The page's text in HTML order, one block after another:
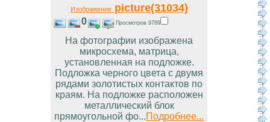
Изображениеpicture(31034)
0 Просмотров 9789
На фотографии изображена
микросхема, матрица,
установленная на подложке.
Подложка черного цвета с двумя
рядами золотистых контактов по
краям. На подложке расположен
металлический блок
прямоугольной фо...Подробнее...